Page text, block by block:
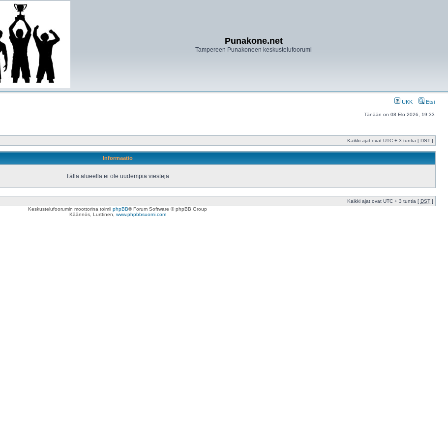
Punakone.net
Tampereen Punakoneen keskustelufoorumi
UKK Etsi
Tänään on 08 Elo 2026, 19:33
Kaikki ajat ovat UTC + 3 tuntia [ DST ]
Informaatio
Tällä alueella ei ole uudempia viestejä
Kaikki ajat ovat UTC + 3 tuntia [ DST ]
Keskustelufoorumin moottorina toimii phpBB® Forum Software © phpBB Group
Käännös, Lurttinen, www.phpbbsuomi.com